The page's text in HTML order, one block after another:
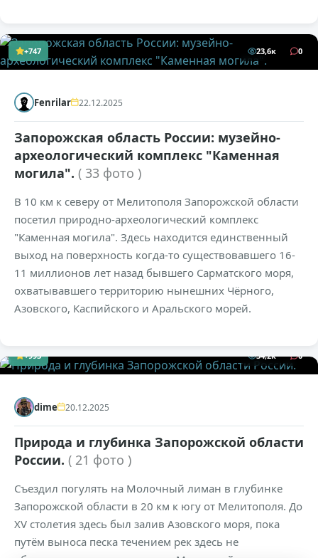
+747 23,6к 0
Fenrilar 22.12.2025
Запорожская область России: музейно-
археологический комплекс "Каменная
могила". ( 33 фото )
В 10 км к северу от Мелитополя Запорожской области
посетил природно-археологический комплекс
"Каменная могила". Здесь находится единственный
выход на поверхность когда-то существовавшего 16-
11 миллионов лет назад бывшего Сарматского моря,
охватывавшего территорию нынешних Чёрного,
Азовского, Каспийского и Аральского морей.
+993 34,2к 0
dime 20.12.2025
Природа и глубинка Запорожской области
России. ( 21 фото )
Съездил погулять на Молочный лиман в глубинке
Запорожской области в 20 км к югу от Мелитополя. До
XV столетия здесь был залив Азовского моря, пока
путём выноса песка течением рек здесь не